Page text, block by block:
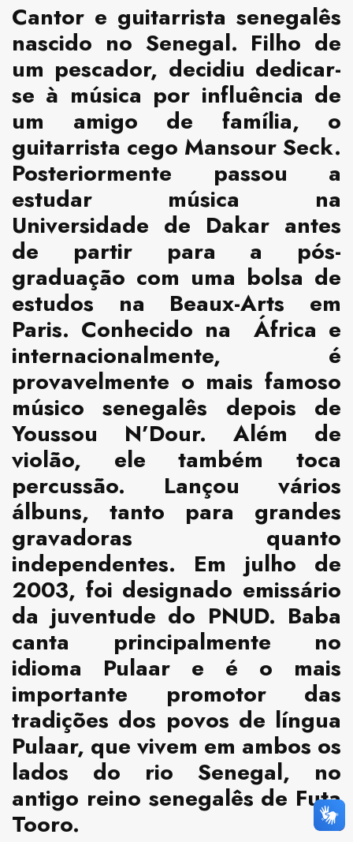
Cantor e guitarrista senegalês
nascido no Senegal. Filho de
um pescador, decidiu dedicar-
se à música por influência de
um amigo de família, o
guitarrista cego Mansour Seck.
Posteriormente passou a
estudar música na
Universidade de Dakar antes
de partir para a pós-
graduação com uma bolsa de
estudos na Beaux-Arts em
Paris. Conhecido na África e
internacionalmente, é
provavelmente o mais famoso
músico senegalês depois de
Youssou N’Dour. Além de
violão, ele também toca
percussão. Lançou vários
álbuns, tanto para grandes
gravadoras quanto
independentes. Em julho de
2003, foi designado emissário
da juventude do PNUD. Baba
canta principalmente no
idioma Pulaar e é o mais
importante promotor das
tradições dos povos de língua
Pulaar, que vivem em ambos os
lados do rio Senegal, no
antigo reino senegalês de Futa
Tooro.